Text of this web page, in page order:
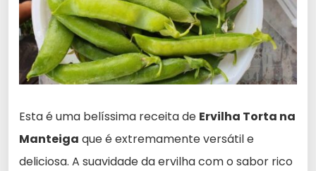
Esta é uma belíssima receita de Ervilha Torta na
Manteiga que é extremamente versátil e
deliciosa. A suavidade da ervilha com o sabor rico